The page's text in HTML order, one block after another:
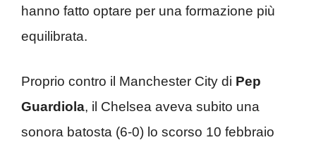
hanno fatto optare per una formazione più
equilibrata.
Proprio contro il Manchester City di Pep
Guardiola, il Chelsea aveva subito una
sonora batosta (6-0) lo scorso 10 febbraio